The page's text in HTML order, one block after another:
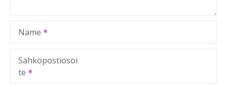
Name
Sähköpostiosoi
te